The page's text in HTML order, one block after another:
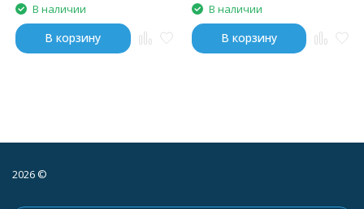
В наличии
В корзину
В наличии
В корзину
2026 ©